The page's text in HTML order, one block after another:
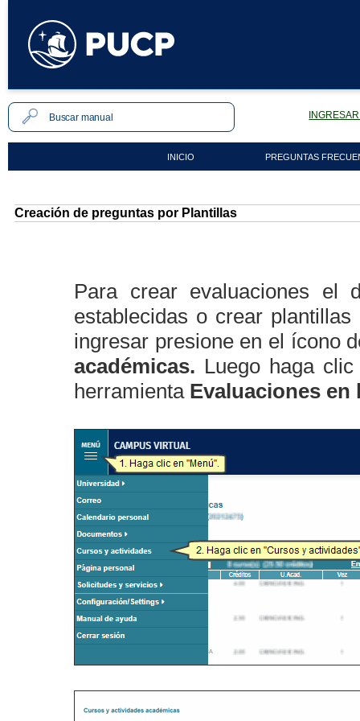
INICIO PREGUNTAS
Creación de preguntas por Plantillas
Para crear evaluaciones el
establecidas o crear
ingresar presione en el ícono
académicas. Luego haga
herramienta Evaluaciones